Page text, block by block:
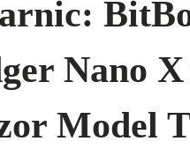
Nano
Model